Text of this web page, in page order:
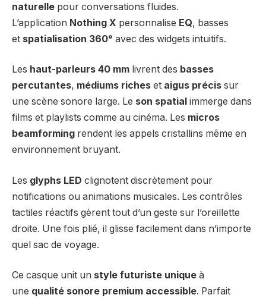
naturelle pour conversations fluides.
L’application Nothing X personnalise EQ, basses
et spatialisation 360° avec des widgets intuitifs.
Les haut-parleurs 40 mm livrent des basses
percutantes, médiums riches et aigus précis sur
une scène sonore large. Le son spatial immerge dans
films et playlists comme au cinéma. Les micros
beamforming rendent les appels cristallins même en
environnement bruyant.
Les glyphs LED clignotent discrètement pour
notifications ou animations musicales. Les contrôles
tactiles réactifs gèrent tout d’un geste sur l’oreillette
droite. Une fois plié, il glisse facilement dans n’importe
quel sac de voyage.
Ce casque unit un style futuriste unique à
une qualité sonore premium accessible. Parfait